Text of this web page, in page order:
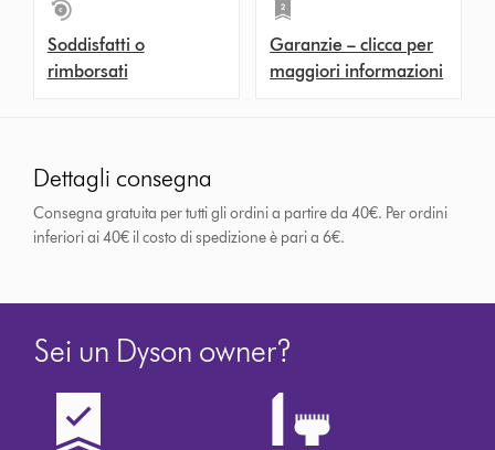
Soddisfatti o
rimborsati
Garanzie – clicca per
maggiori informazioni
Dettagli consegna
Consegna gratuita per tutti gli ordini a partire da 40€. Per ordini
inferiori ai 40€ il costo di spedizione è pari a 6€.
Sei un Dyson owner?